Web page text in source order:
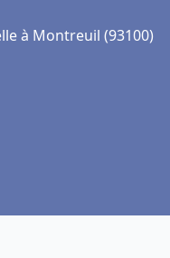
à Montreuil (93100)